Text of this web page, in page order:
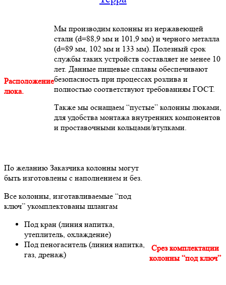
Расположение
люка.
Мы производим колонны из нержавеющей
стали (d=88,9 мм и 101,9 мм) и черного металла
(d=89 мм, 102 мм и 133 мм). Полезный срок
службы таких устройств составляет не менее 10
лет. Данные пищевые сплавы обеспечивают
безопасность при процессах розлива и
полностью соответствуют требованиям ГОСТ.
Также мы оснащаем “пустые” колонны люками,
для удобства монтажа внутренних компонентов
и проставочными кольцами/втулками.
По желанию Заказчика колонны могут
быть изготовлены с наполнением и без.
Все колонны, изготавливаемые “под
ключ” укомплектованы шлангам
Под кран (линия напитка,
утеплитель, охлаждение)
Под пеногаситель (линия напитка,
газ, дренаж)
Срез комплектации
колонны “под ключ”